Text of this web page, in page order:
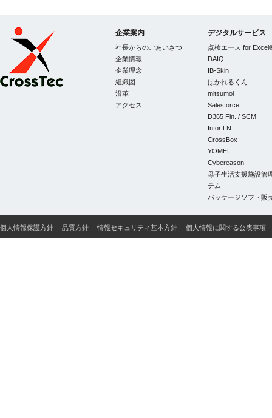
アクセスログの利用
お客様の利便性及びサービス品質の向上を目的とした分析情報として当
開示等の請求等に応じる手続き
お問合せご本人からの保有個人データの利用目的の通知、開示、内容の
は第三者への提供の停止、第三者提供記録の開示に関する請求等があり
認定個人情報保護団体：一般財団法人日本情報経済社会推進協会
企業案内
社長からのごあいさつ
企業情報
企業理念
組織図
沿革
アクセス
デジタルサービス
点検エース for
DAIQ
IB-Skin
はかれるくん
mitsumol
Salesforce
D365 Fin. / SCM
Infor LN
CrossBox
YOMEL
Cybereason
母子生活支援施設管
テム
パッケージソフト販
個人情報保護方針 品質方針 情報セキュリティ基本方針 個人情報に関する公表事項